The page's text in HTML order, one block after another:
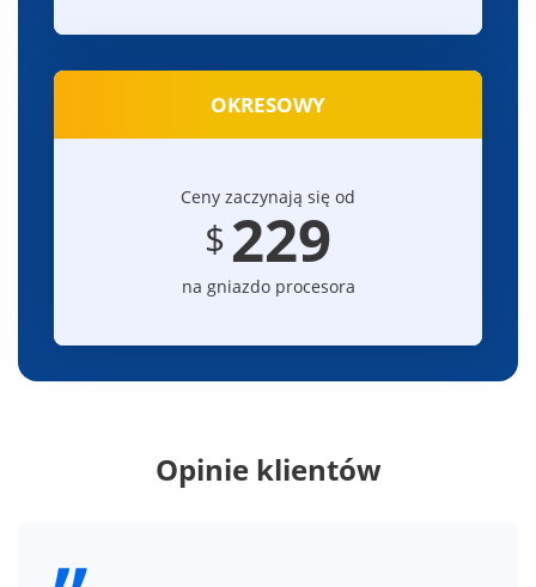
OKRESOWY
Ceny zaczynają się od
$229
na gniazdo procesora
Opinie klientów